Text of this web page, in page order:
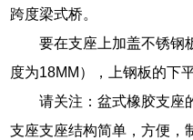
跨度梁式桥。
要在支座上加盖不锈钢
度为18MM），上钢板的下
请关注：盆式橡胶支座
支座支座结构简单，方便，